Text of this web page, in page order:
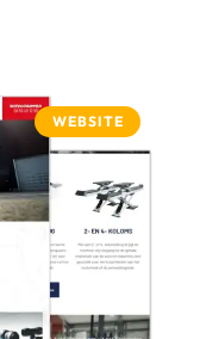
WEBSITE